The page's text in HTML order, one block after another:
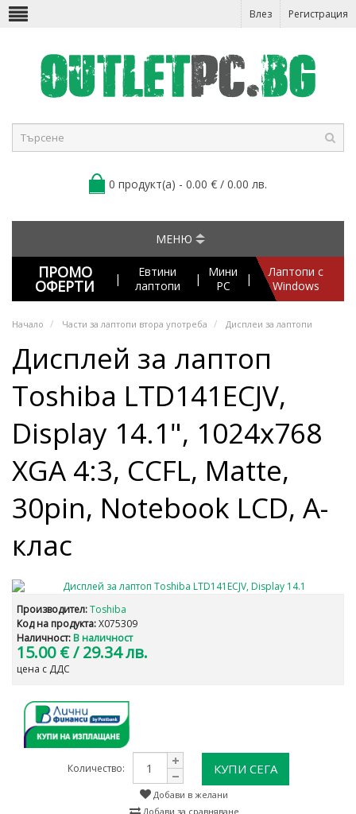
Влез Регистрация
0 продукт(а) - 0.00 € / 0.00 лв.
МЕНЮ
ПРОМО
ОФЕРТИ |
Евтини
лаптопи
|
Мини
PC
|
Лаптопи с
Windows
Начало Части за лаптопи втора употреба Дисплеи за лаптопи
Дисплей за лаптоп
Toshiba LTD141ECJV,
Display 14.1", 1024x768
XGA 4:3, CCFL, Matte,
30pin, Notebook LCD, A-
клас
Производител:Toshiba
Код на продукта:X075309
Наличност: В наличност
15.00 €/ 29.34 лв.
цена с ДДС
Количество: КУПИ СЕГА
Добави в желани
Добави за сравняване